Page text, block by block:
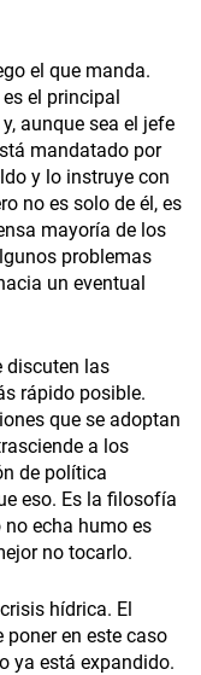
el que manda.
el principal
aunque sea el jefe
mandatado por
y lo instruye con
no es solo de él, es
mayoría de los
problemas
un eventual
discuten las
rápido posible.
que se adoptan
a los
de política
eso. Es la filosofía
echa humo es
no tocarlo.
hídrica. El
poner en este caso
ya está expandido.